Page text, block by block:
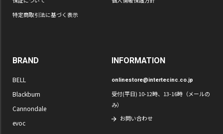
特定商取引法に基づく表示
BRAND
BELL
Blackburn
Cannondale
evoc
INFORMATION
onlinestore@intertecinc.co.jp
受付(平日) 10-12時、13-16時（メールの
み）
お問い合わせ